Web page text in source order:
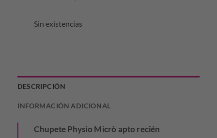
Sin existencias
DESCRIPCIÓN
INFORMACIÓN ADICIONAL
Chupete Physio Micrò apto recién